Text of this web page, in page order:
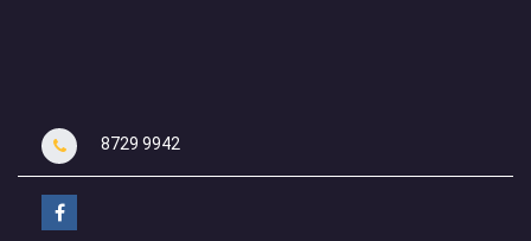
8729 9942